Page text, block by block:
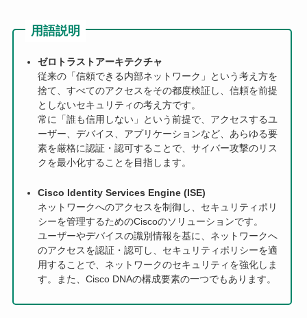
用語説明
ゼロトラストアーキテクチャ
従来の「信頼できる内部ネットワーク」という考え方を
捨て、すべてのアクセスをその都度検証し、信頼を前提
としないセキュリティの考え方です。
常に「誰も信用しない」という前提で、アクセスするユ
ーザー、デバイス、アプリケーションなど、あらゆる要
素を厳格に認証・認可することで、サイバー攻撃のリス
クを最小化することを目指します。
Cisco Identity Services Engine (ISE)
ネットワークへのアクセスを制御し、セキュリティポリ
シーを管理するためのCiscoのソリューションです。
ユーザーやデバイスの識別情報を基に、ネットワークへ
のアクセスを認証・認可し、セキュリティポリシーを適
用することで、ネットワークのセキュリティを強化しま
す。また、Cisco DNAの構成要素の一つでもあります。